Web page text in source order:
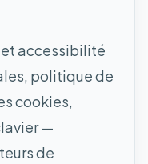
et accessibilité
politique de
cookies,
—
de